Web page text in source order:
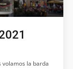
volamos la barda